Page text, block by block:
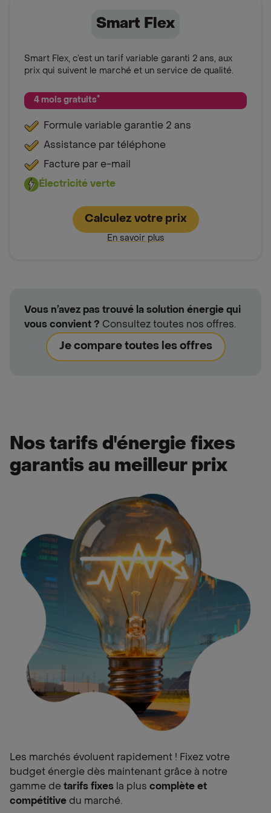
Smart Flex
Smart Flex, c’est un tarif variable garanti 2 ans, aux
prix qui suivent le marché et un service de qualité.
4 mois gratuits*
Formule variable garantie 2 ans
Assistance par téléphone
Facture par e-mail
Électricité verte
Calculez votre prix
En savoir plus
Vous n’avez pas trouvé la solution énergie qui
vous convient ? Consultez toutes nos offres.
Je compare toutes les offres
Nos tarifs d'énergie fixes
garantis au meilleur prix
Les marchés évoluent rapidement ! Fixez votre
budget énergie dès maintenant grâce à notre
gamme de tarifs fixes la plus complète et
compétitive du marché.